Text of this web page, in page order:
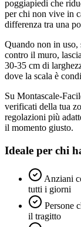
poggiapiedi che
per chi non vive in
differenza tra una
Quando non in
contro il muro,
30-35 cm di
dove la scala è
Su Montascale-
verificati della tua
regolazioni più
il momento giusto.
Ideale per chi
Anziani
tutti i giorni
Persone
il tragitto